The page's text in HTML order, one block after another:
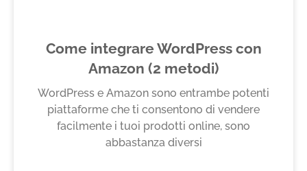
Come integrare WordPress con
Amazon (2 metodi)
WordPress e Amazon sono entrambe potenti
piattaforme che ti consentono di vendere
facilmente i tuoi prodotti online, sono
abbastanza diversi